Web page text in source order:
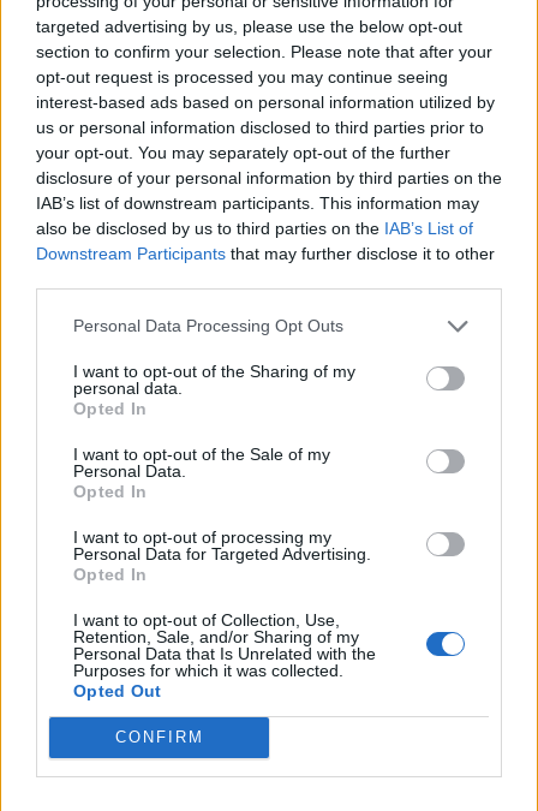
targeted advertising by us, please use the below opt-out
section to confirm your selection. Please note that after your
opt-out request is processed you may continue seeing
interest-based ads based on personal information utilized by
us or personal information disclosed to third parties prior to
your opt-out. You may separately opt-out of the further
disclosure of your personal information by third parties on the
IAB’s list of downstream participants. This information may
also be disclosed by us to third parties on the IAB’s List of
Downstream Participants that may further disclose it to other
Personal Data Processing Opt Outs
I want to opt-out of the Sharing of my
personal data.
Opted In
I want to opt-out of the Sale of my
Personal Data.
Opted In
I want to opt-out of processing my
Personal Data for Targeted Advertising.
Opted In
I want to opt-out of Collection, Use,
Retention, Sale, and/or Sharing of my
Personal Data that Is Unrelated with the
Purposes for which it was collected.
Opted Out
CONFIRM